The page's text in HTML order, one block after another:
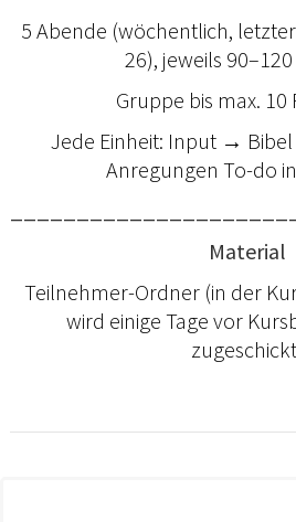
5 Abende (wöchentlich,
26), jeweils
Gruppe bis max. 10
Jede Einheit: Input →
Anregungen To-do
Material
Teilnehmer-Ordner (in der
wird einige Tage vor